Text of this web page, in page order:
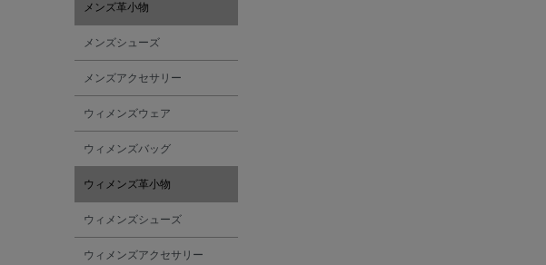
ALBERT THURSTON
ALESSANDRO
GHERARDI
ALPO
メンズ革小物
メンズシューズ
メンズアクセサリー
ウィメンズウェア
ウィメンズバッグ
ウィメンズ革小物
ウィメンズシューズ
ウィメンズアクセサリー